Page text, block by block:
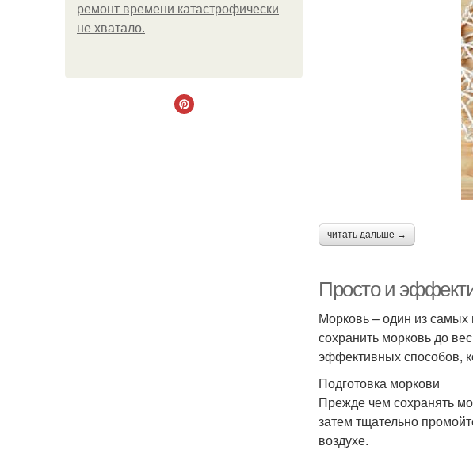
ремонт времени катастрофически
не хватало.
читать дальше →
Просто и
Морковь – один из
сохранить морковь до
эффективных способов,
Подготовка моркови
Прежде чем сохранять
затем тщательно
воздухе.